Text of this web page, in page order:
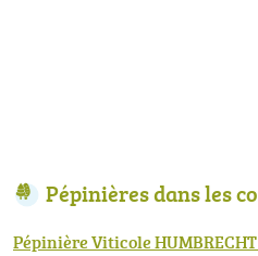
Pépinières dans les
Pépinière Viticole